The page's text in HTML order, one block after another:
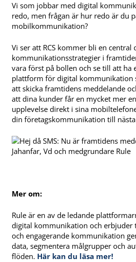
Vi som jobbar med digital
redo, men frågan är hur redo är du
mobilkommunikation?
Vi ser att RCS kommer bli en central
kommunikationsstrategier i
vara först på bollen och se till att ha
plattform för digital kommunikation
att skicka framtidens meddelande
att dina kunder får en mycket mer
upplevelse direkt i sina
din företagskommunikation till
Jahanfar, Vd och medgrundare Rule
Mer om:
Rule är en av de ledande
digital kommunikation och erbjuder
och engagerande kommunikation
data, segmentera målgrupper och
flöden. Här kan du läsa mer!